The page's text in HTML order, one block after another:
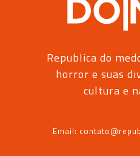
Republica do
horror e suas
cultura e
Email: